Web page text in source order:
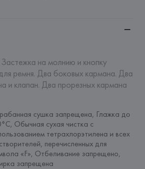
Застежка на молнию и кнопку
ремня. Два боковых кармана. Два
и клапан. Два прорезных кармана
сушка запрещена, Глажка до
Обычная сухая чистка с
тетрахлорэтилена и всех
перечисленных для
«F», Отбеливание запрещено,
запрещена